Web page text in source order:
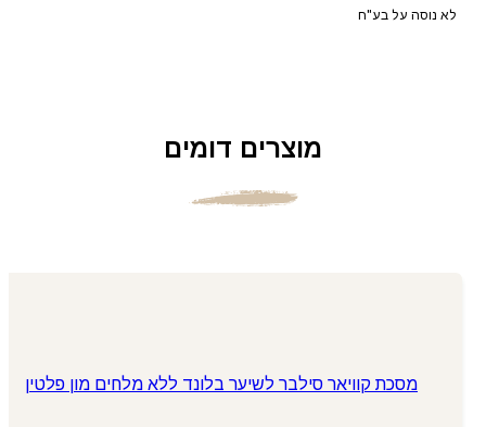
לא נוסה על בע"ח
מוצרים דומים
מסכת קוויאר סילבר לשיער בלונד ללא מלחים מון פלטין